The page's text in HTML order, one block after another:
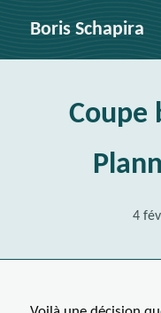
Boris Schapira
Coupe
4